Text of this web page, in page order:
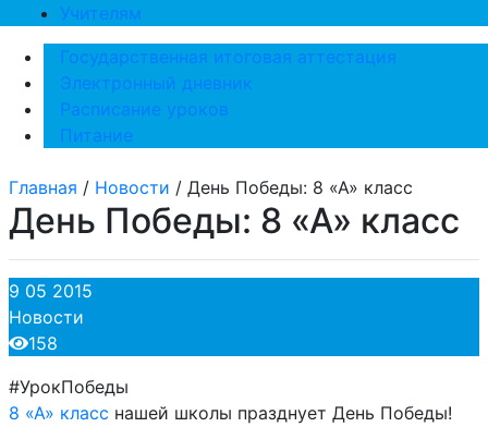
Учителям
Государственная итоговая аттестация
Электронный дневник
Расписание уроков
Питание
Главная / Новости / День Победы: 8 «А» класс
День Победы: 8 «А» класс
9 05 2015
Новости
158
#УрокПобеды
8 «А» класс нашей школы празднует День Победы!